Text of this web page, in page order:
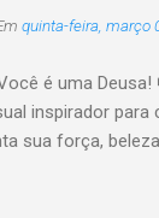
quinta-feira, março
é uma
inspirador para
sua força,
arrepios! 👇 Este